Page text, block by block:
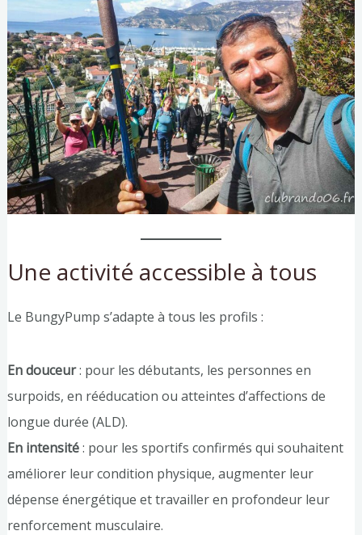
Une activité accessible à tous
Le BungyPump s’adapte à tous les profils :
En douceur: pour les débutants, les personnes en
surpoids, en rééducation ou atteintes d’affections de
longue durée (ALD).
En intensité: pour les sportifs confirmés qui souhaitent
améliorer leur condition physique, augmenter leur
dépense énergétique et travailler en profondeur leur
renforcement musculaire.